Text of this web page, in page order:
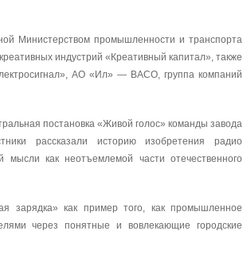
Министерством промышленности и транспорта
индустрий «Креативный капитал», также
АО «Ил» — ВАСО, группа компаний
постановка «Живой голос» команды завода
рассказали историю изобретения радио
как неотъемлемой части отечественного
как пример того, как промышленное
через понятные и вовлекающие городские